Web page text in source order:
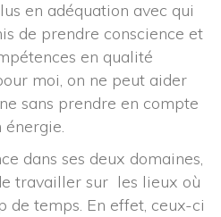
en adéquation avec qui
de prendre conscience et
en qualité
moi, on ne peut aider
sans prendre en compte
dans ses deux domaines,
travailler sur les lieux où
de temps. En effet, ceux-ci